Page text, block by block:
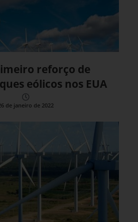
reforço de
eólicos nos EUA
de janeiro de 2022